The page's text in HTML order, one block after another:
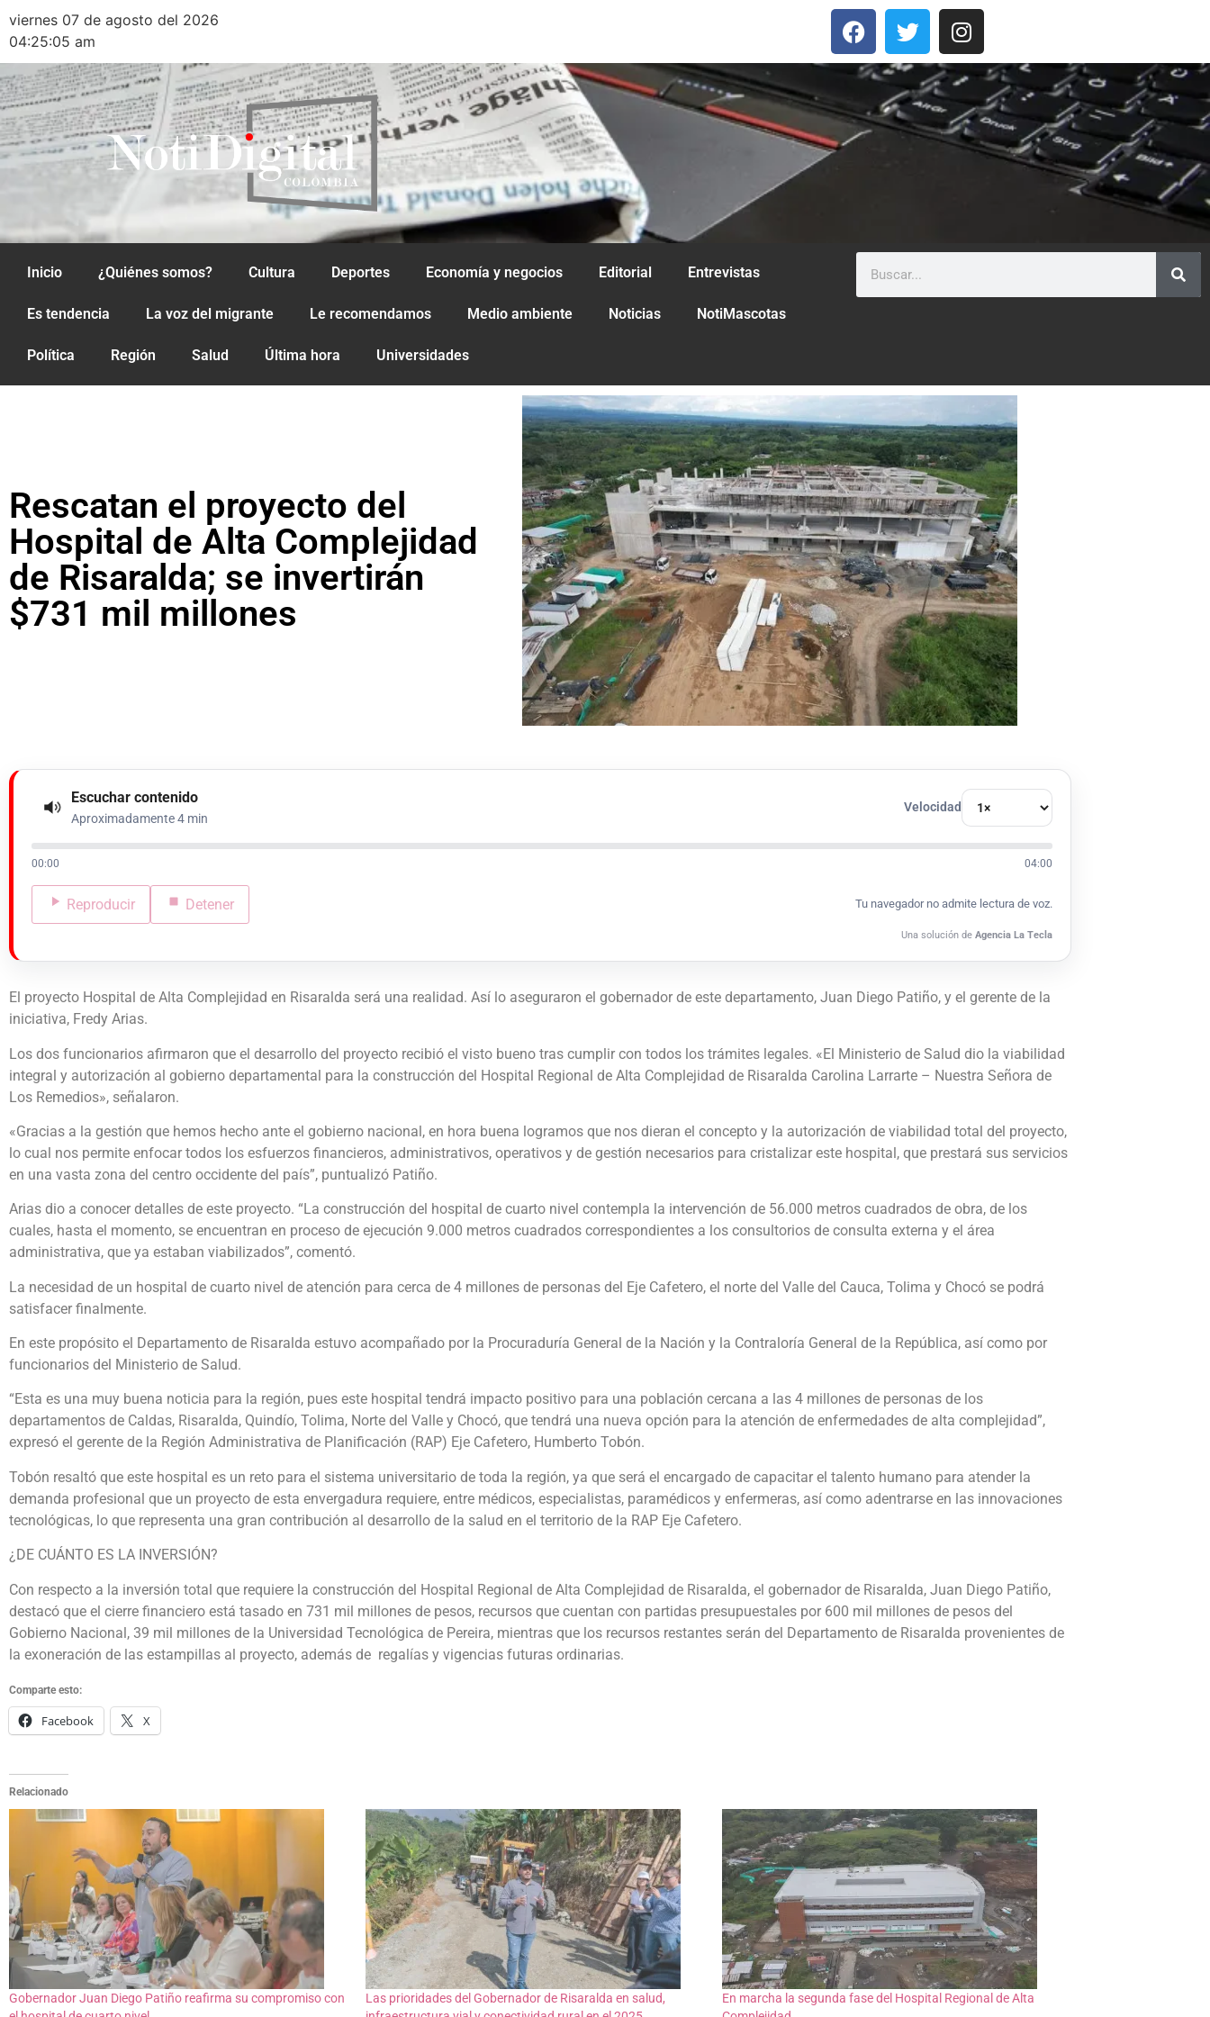
viernes 07 de agosto del 2026
04:25:05 am
Inicio ¿Quiénes somos? Cultura Deportes Economía y negocios Editorial Entrevistas
Es tendencia La voz del migrante Le recomendamos Medio ambiente Noticias NotiMascotas
Política Región Salud Última hora Universidades
Rescatan el proyecto del
Hospital de Alta Complejidad
de Risaralda; se invertirán
$731 mil millones
Escuchar contenido
Aproximadamente 4 min
Velocidad
00:00 04:00
Reproducir Detener Tu navegador no admite lectura de voz.
Una solución de Agencia La Tecla
El proyecto Hospital de Alta Complejidad en Risaralda será una realidad. Así lo aseguraron el gobernador de este departamento, Juan Diego Patiño, y el gerente de la
iniciativa, Fredy Arias.
Los dos funcionarios afirmaron que el desarrollo del proyecto recibió el visto bueno tras cumplir con todos los trámites legales. «El Ministerio de Salud dio la viabilidad
integral y autorización al gobierno departamental para la construcción del Hospital Regional de Alta Complejidad de Risaralda Carolina Larrarte – Nuestra Señora de
Los Remedios», señalaron.
«Gracias a la gestión que hemos hecho ante el gobierno nacional, en hora buena logramos que nos dieran el concepto y la autorización de viabilidad total del proyecto,
lo cual nos permite enfocar todos los esfuerzos financieros, administrativos, operativos y de gestión necesarios para cristalizar este hospital, que prestará sus servicios
en una vasta zona del centro occidente del país”, puntualizó Patiño.
Arias dio a conocer detalles de este proyecto. “La construcción del hospital de cuarto nivel contempla la intervención de 56.000 metros cuadrados de obra, de los
cuales, hasta el momento, se encuentran en proceso de ejecución 9.000 metros cuadrados correspondientes a los consultorios de consulta externa y el área
administrativa, que ya estaban viabilizados”, comentó.
La necesidad de un hospital de cuarto nivel de atención para cerca de 4 millones de personas del Eje Cafetero, el norte del Valle del Cauca, Tolima y Chocó se podrá
satisfacer finalmente.
En este propósito el Departamento de Risaralda estuvo acompañado por la Procuraduría General de la Nación y la Contraloría General de la República, así como por
funcionarios del Ministerio de Salud.
“Esta es una muy buena noticia para la región, pues este hospital tendrá impacto positivo para una población cercana a las 4 millones de personas de los
departamentos de Caldas, Risaralda, Quindío, Tolima, Norte del Valle y Chocó, que tendrá una nueva opción para la atención de enfermedades de alta complejidad”,
expresó el gerente de la Región Administrativa de Planificación (RAP) Eje Cafetero, Humberto Tobón.
Tobón resaltó que este hospital es un reto para el sistema universitario de toda la región, ya que será el encargado de capacitar el talento humano para atender la
demanda profesional que un proyecto de esta envergadura requiere, entre médicos, especialistas, paramédicos y enfermeras, así como adentrarse en las innovaciones
tecnológicas, lo que representa una gran contribución al desarrollo de la salud en el territorio de la RAP Eje Cafetero.
¿DE CUÁNTO ES LA INVERSIÓN?
Con respecto a la inversión total que requiere la construcción del Hospital Regional de Alta Complejidad de Risaralda, el gobernador de Risaralda, Juan Diego Patiño,
destacó que el cierre financiero está tasado en 731 mil millones de pesos, recursos que cuentan con partidas presupuestales por 600 mil millones de pesos del
Gobierno Nacional, 39 mil millones de la Universidad Tecnológica de Pereira, mientras que los recursos restantes serán del Departamento de Risaralda provenientes de
la exoneración de las estampillas al proyecto, además de regalías y vigencias futuras ordinarias.
Comparte esto:
Facebook X
Relacionado
Gobernador Juan Diego Patiño reafirma su compromiso con
Las prioridades del Gobernador de Risaralda en salud,
En marcha la segunda fase del Hospital Regional de Alta